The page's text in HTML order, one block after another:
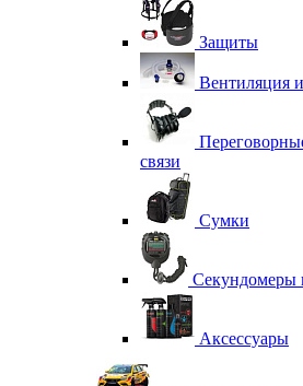
Защиты
Вентиляция
связи
Сумки
Секундомеры
Аксессуары